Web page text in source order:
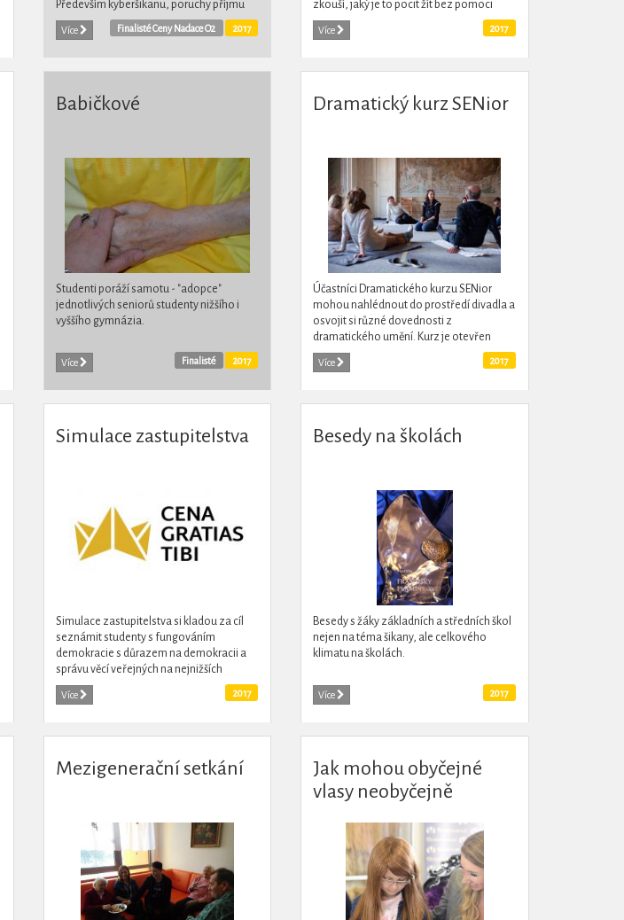
Především kyberšikanu, poruchy příjmu
potravy, alkoholismus a gamblerství.
Jeden rok strávili přípravou...
Více 2017
Finalisté Ceny Nadace O2
zkouší, jaký je to pocit žít bez pomoci
sluchu. Pomáhá tak vzájemné komunikaci
a zlepšuje...
Více 2017
Babičkové
Studenti poráží samotu - "adopce"
jednotlivých seniorů studenty nižšího i
vyššího gymnázia.
Více 2017
Finalisté
Dramatický kurz SENior
Účastníci Dramatického kurzu SENior
mohou nahlédnout do prostředí divadla a
osvojit si různé dovednosti z
dramatického umění. Kurz je otevřen
seniorům, kteří vždy lnuli k divadlu, ale
nikdy neměli čas se mu věnovat nebo...
Více 2017
Simulace zastupitelstva
Simulace zastupitelstva si kladou za cíl
seznámit studenty s fungováním
demokracie s důrazem na demokracii a
správu věcí veřejných na nejnižších
úrovních, zároveň kultivovat jejich projev
a učit je diskuzi a hájení...
Více 2017
Besedy na školách
Besedy s žáky základních a středních škol
nejen na téma šikany, ale celkového
klimatu na školách.
Více 2017
Mezigenerační setkání
Jak mohou obyčejné
vlasy neobyčejně